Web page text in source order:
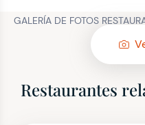
GALERÍA DE FOTOS
Restaurantes